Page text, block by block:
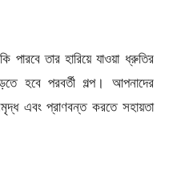
তার হারিয়ে যাওয়া ধ্রুতির
হবে পরবর্তী গল্প। আপনাদের
এবং প্রাণবন্ত করতে সহায়তা